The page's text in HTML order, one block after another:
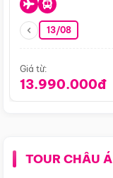
13/08
Giá từ:
13.990.000đ
TOUR CHÂU Á